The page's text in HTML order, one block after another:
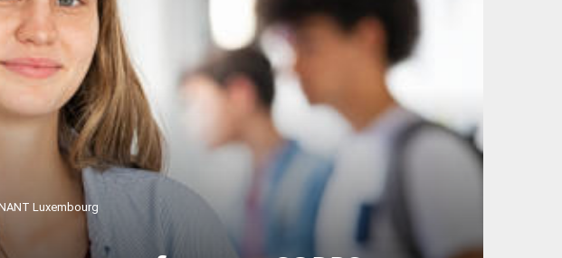
Luxembourg